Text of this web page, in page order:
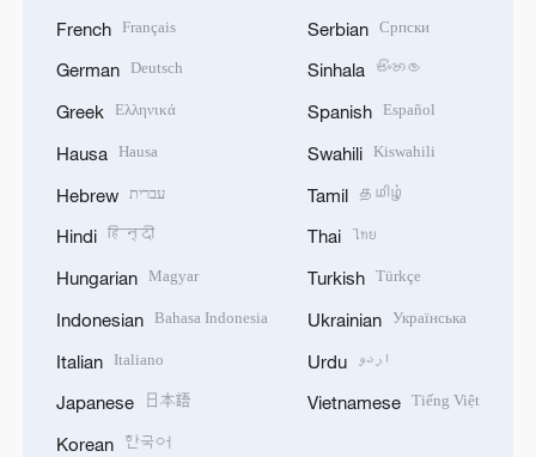
French Français
German Deutsch
Greek Ελληνικά
Hausa Hausa
Hebrew עברית
Hindi हिन्दी
Hungarian Magyar
Indonesian Bahasa Indonesia
Italian Italiano
Japanese 日本語
Korean 한국어
Serbian Српски
Sinhala සිංහල
Spanish Español
Swahili Kiswahili
Tamil தமிழ்
Thai ไทย
Turkish Türkçe
Ukrainian Українська
Urdu اردو
Vietnamese Tiếng Việt